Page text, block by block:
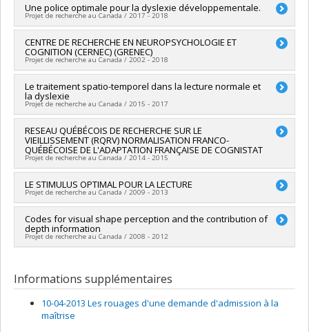
organismes de recherche et innovation (PSO) - Volet 2:
Soutien aux projets
Chercheur principal :Martin Arguin
Co-chercheurs :Jocelyn Faubert
Sources de financement :FRQNT/Fonds de recherche du
Québec - Nature et technologies (FQRNT)
Programmes de subvention :PV113724-(PR) Projets de
recherche en équipe (et possibilité d'équipement la première
année)
Une police optimale pour la dyslexie développementale.
Projet de recherche au Canada / 2017 - 2018
Chercheur principal :Martin Arguin
Sources de financement :CRSH/Conseil de recherches en
sciences humaines du Canada
institutionnelle du CRSH - Subventions d'exploration
CENTRE DE RECHERCHE EN NEUROPSYCHOLOGIE ET
COGNITION (CERNEC) (GRENEC)
Projet de recherche au Canada / 2002 - 2018
Chercheur principal :Franco Lepore
Co-chercheurs :
Béland
Beauregard, Sylvie Belleville
Hébert,Daniel Pérusse,Pierre Jolicoeur,Dave Ellemberg
Annie Bernier,Michelle McKerral,Marc Schoenwiesner,
Dave Saint-Amour,Hugo Théoret,
Paul Guillemot,Michael J. L. Sullivan,Julio C. Martinez-Trujillo
Sources de financement :FRQS/Fonds de recherche du
Québec - Santé (FRSQ)
Programmes de subvention :PVXXXXXX-Subvention de
groupe de recherche
Le traitement spatio-temporel dans la lecture normale et
la dyslexie
Projet de recherche au Canada / 2015 - 2017
Chercheur principal :Martin Arguin
Co-chercheurs : Jocelyn Faubert
RESEAU QUÉBÉCOIS DE RECHERCHE SUR LE
VIEILLISSEMENT (RQRV) NORMALISATION FRANCO-
QUÉBÉCOISE DE L'ADAPTATION FRANÇAISE DE COGNISTAT
Projet de recherche au Canada / 2014 - 2015
Chercheur principal :Martin Arguin
Sources de financement :FRQS/Fonds de recherche du
Québec - Santé (FRSQ)
Programmes de subvention :PVXXXXXX-Réseaux
thématiques de recherche
LE STIMULUS OPTIMAL POUR LA LECTURE
Projet de recherche au Canada / 2009 - 2013
Chercheur principal : Martin Arguin
Co-chercheurs :Frédéric Gosselin
Sources de financement :
recherche en équipe (et possibilité d'équipement la première
année)
Codes for visual shape perception and the contribution of
depth information
Projet de recherche au Canada / 2008 - 2012
Informations supplémentaires
10-04-2013 Les rouages d'une demande d'admission à la
maîtrise